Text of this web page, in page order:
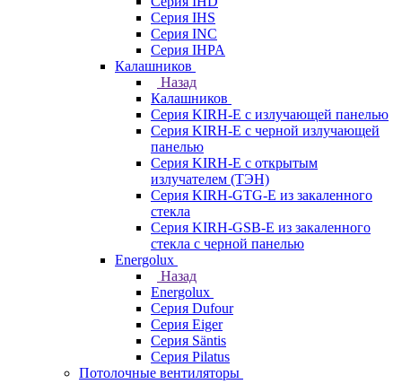
Серия IHS
Серия INC
Серия IHPA
Калашников
Назад
Калашников
Серия KIRH-E с излучающей панелью
Серия KIRH-E с черной излучающей
панелью
Серия KIRH-E с открытым
излучателем (ТЭН)
Серия KIRH-GTG-E из закаленного
стекла
Серия KIRH-GSB-E из закаленного
стекла с черной панелью
Energolux
Назад
Energolux
Серия Dufour
Серия Eiger
Серия Säntis
Серия Pilatus
Потолочные вентиляторы